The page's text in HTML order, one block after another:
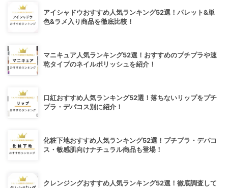
アイシャドウおすすめ人気ランキング52選！パレット&単
色&ラメ入り商品を徹底比較！
マニキュア人気ランキング52選！おすすめのプチプラや速
乾タイプのネイルポリッシュを紹介！
口紅おすすめ人気ランキング52選！落ちないリップをプチ
プラ・デパコス別に紹介！
化粧下地おすすめ人気ランキング52選！プチプラ・デパコ
ス・敏感肌向けナチュラル商品も登場！
クレンジングおすすめ人気ランキング52選！徹底調査して